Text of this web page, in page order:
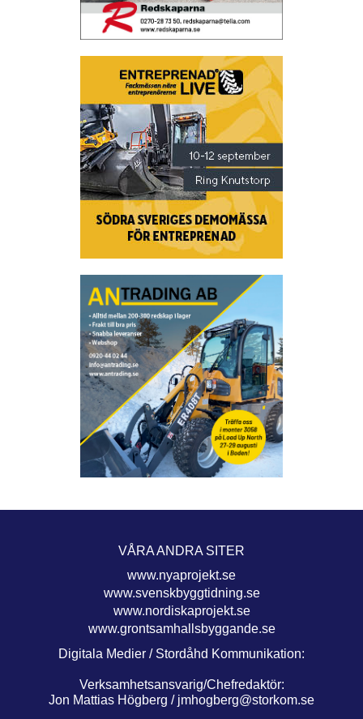
VÅRA ANDRA SITER
www.nyaprojekt.se
www.svenskbyggtidning.se
www.nordiskaprojekt.se
www.grontsamhallsbyggande.se
Digitala Medier / Stordåhd Kommunikation:
Verksamhetsansvarig/Chefredaktör:
Jon Mattias Högberg / jmhogberg@storkom.se